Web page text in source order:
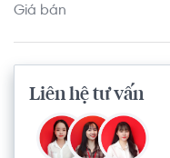
Giá bán
Liên hệ tư vấn